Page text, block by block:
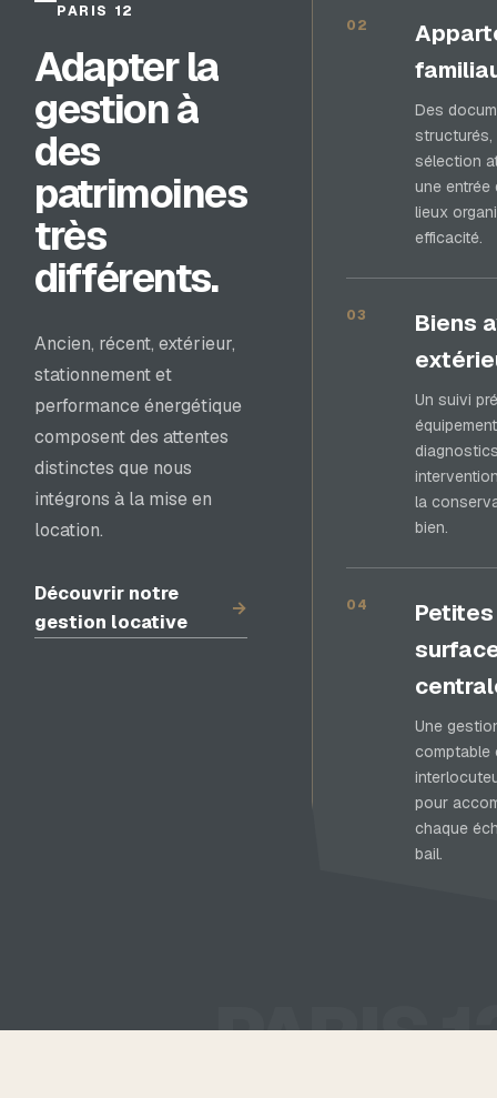
PARIS
PARIS 12
Adapter la
gestion à
des
patrimoines
très
différents.
Ancien, récent, extérieur,
stationnement et
performance énergétique
composent des attentes
distinctes que nous
intégrons à la mise en
location.
Découvrir notre
gestion locative
→
02
Des
structurés,
sélection
une entrée
lieux
efficacité.
03
Biens
Un suivi
la
bien.
04
Petites
Une
comptable
pour
chaque
bail.